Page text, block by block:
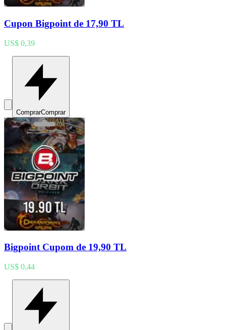
Cupon Bigpoint de 17,90 TL
US$ 0,39
ComprarComprar
Bigpoint Cupom de 19,90 TL
US$ 0,44